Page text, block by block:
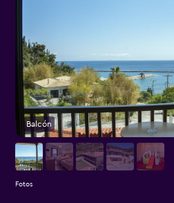
Balcón
Fotos